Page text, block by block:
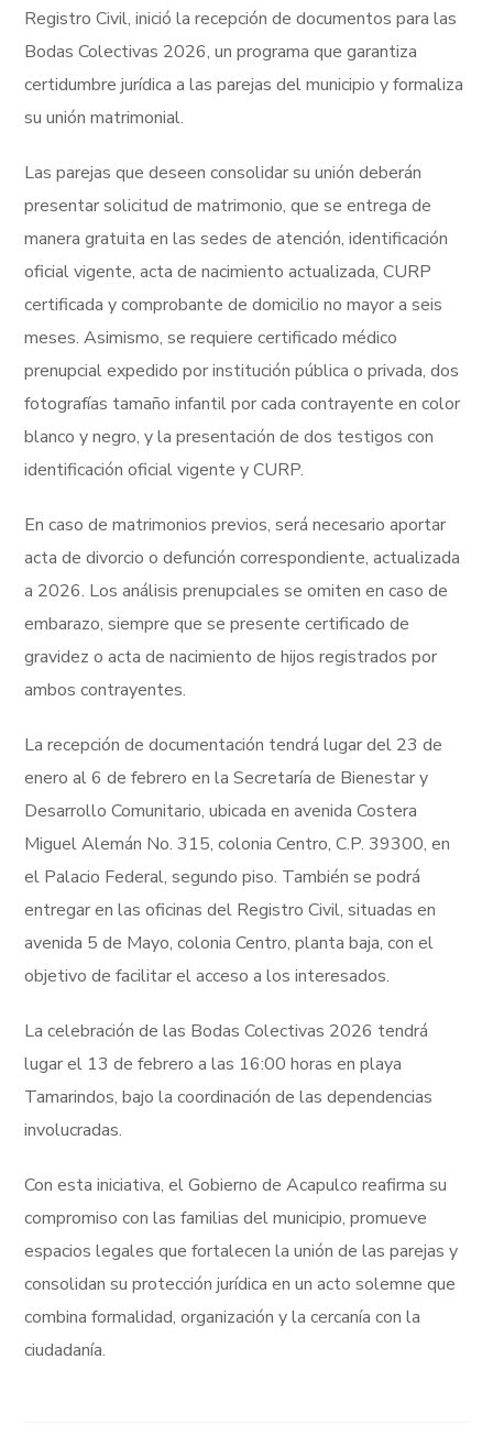
Registro Civil, inició la recepción de documentos para las
Bodas Colectivas 2026, un programa que garantiza
certidumbre jurídica a las parejas del municipio y formaliza
su unión matrimonial.
Las parejas que deseen consolidar su unión deberán
presentar solicitud de matrimonio, que se entrega de
manera gratuita en las sedes de atención, identificación
oficial vigente, acta de nacimiento actualizada, CURP
certificada y comprobante de domicilio no mayor a seis
meses. Asimismo, se requiere certificado médico
prenupcial expedido por institución pública o privada, dos
fotografías tamaño infantil por cada contrayente en color
blanco y negro, y la presentación de dos testigos con
identificación oficial vigente y CURP.
En caso de matrimonios previos, será necesario aportar
acta de divorcio o defunción correspondiente, actualizada
a 2026. Los análisis prenupciales se omiten en caso de
embarazo, siempre que se presente certificado de
gravidez o acta de nacimiento de hijos registrados por
ambos contrayentes.
La recepción de documentación tendrá lugar del 23 de
enero al 6 de febrero en la Secretaría de Bienestar y
Desarrollo Comunitario, ubicada en avenida Costera
Miguel Alemán No. 315, colonia Centro, C.P. 39300, en
el Palacio Federal, segundo piso. También se podrá
entregar en las oficinas del Registro Civil, situadas en
avenida 5 de Mayo, colonia Centro, planta baja, con el
objetivo de facilitar el acceso a los interesados.
La celebración de las Bodas Colectivas 2026 tendrá
lugar el 13 de febrero a las 16:00 horas en playa
Tamarindos, bajo la coordinación de las dependencias
involucradas.
Con esta iniciativa, el Gobierno de Acapulco reafirma su
compromiso con las familias del municipio, promueve
espacios legales que fortalecen la unión de las parejas y
consolidan su protección jurídica en un acto solemne que
combina formalidad, organización y la cercanía con la
ciudadanía.